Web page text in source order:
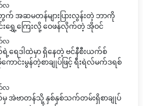
လ
က် အဆမတန်များပြားလွန်းတဲ့ ဘာကို
င်းရွှေ့ကြေးလို့ ဝေဖန်လိုက်တဲ့ အိုဝင်
လ
ရေဒါထဲမှာ ရှိနေတဲ့ ဗင်နီစီးယက်စ်
ာင်းမွန်တဲ့စာချုပ်ဖြင့် ရီးရဲလ်မက်ဒရစ်
လ
အဲဗာတန်သို့ နှစ်နှစ်သက်တမ်းရှိစာချုပ်